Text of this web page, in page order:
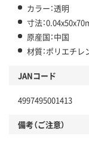
カラー：透明
寸法：
原産国：中国
材質：ポリエチレ
JANコード
4997495001413
備考（ご注意）